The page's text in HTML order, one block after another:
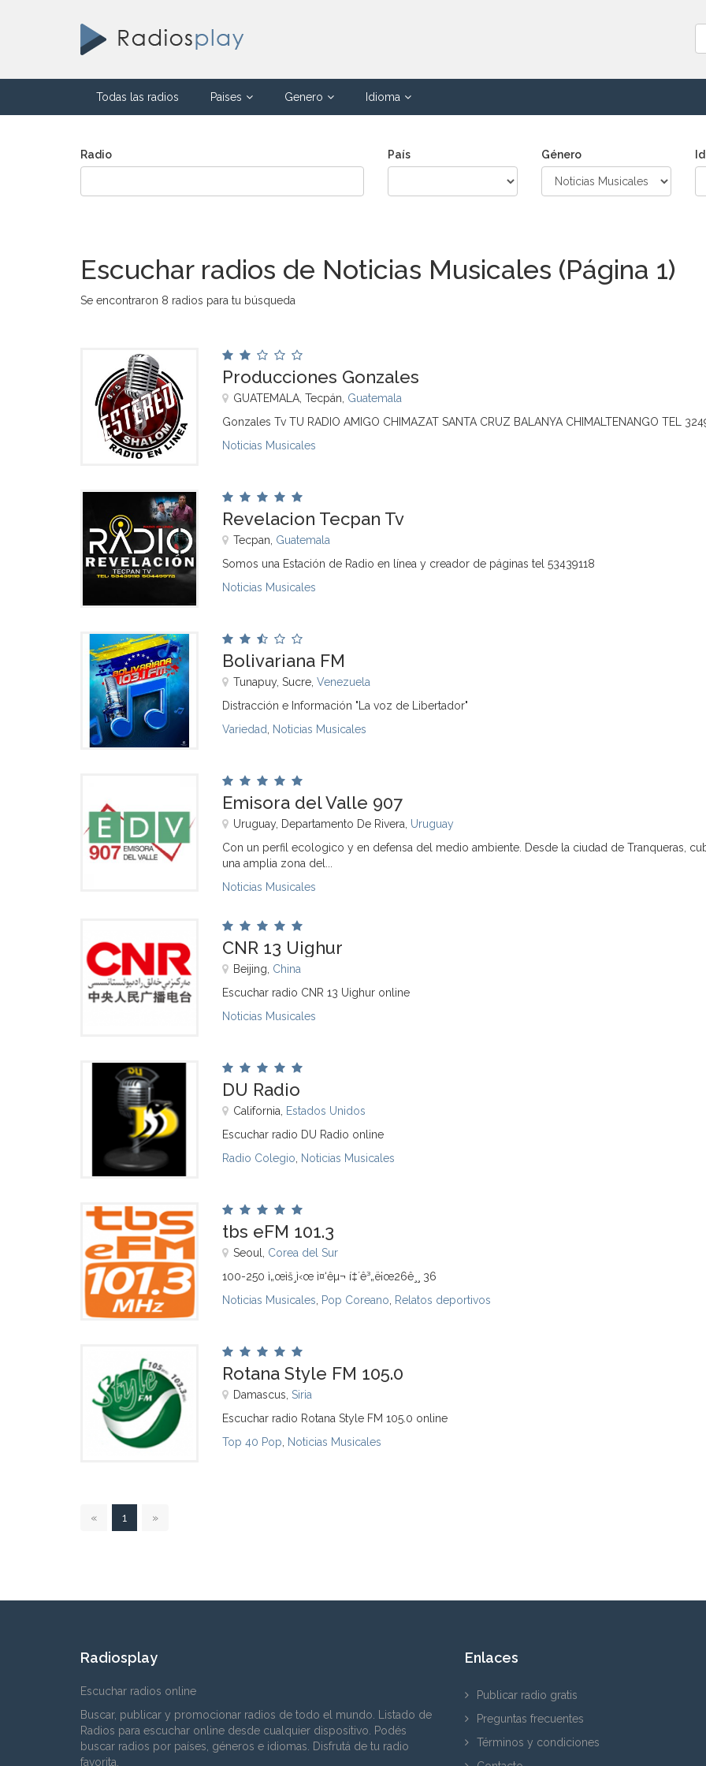
Todas las radios Paises Genero Idioma
Radio País Género
Escuchar radios de Noticias Musicales (Página 1)
Se encontraron 8 radios para tu búsqueda
Producciones Gonzales
GUATEMALA, Tecpán, Guatemala
Gonzales Tv TU RADIO AMIGO CHIMAZAT SANTA CRUZ BALANYA CHIMALTENANGO TEL
Noticias Musicales
Revelacion Tecpan Tv
Tecpan, Guatemala
Somos una Estación de Radio en línea y creador de páginas tel 53439118
Noticias Musicales
Bolivariana FM
Tunapuy, Sucre, Venezuela
Distracción e Información "La voz de Libertador"
Variedad
Noticias Musicales
Emisora del Valle 907
Uruguay, Departamento De Rivera, Uruguay
Con un perfil ecologico y en defensa del medio ambiente. Desde la ciudad de Tranqueras,
una amplia zona del...
Noticias Musicales
CNR 13 Uighur
Beijing, China
Escuchar radio CNR 13 Uighur online
Noticias Musicales
DU Radio
California,
Estados Unidos
Escuchar radio DU Radio online
Radio Colegio
Noticias Musicales
tbs eFM 101.3
Seoul, Corea del Sur
100-250 ì„œìš¸ì‹œ ì¤‘êµ¬ í‡´ê³„ë¡œ26ê¸¸ 36
Noticias Musicales
Pop Coreano Relatos deportivos
Rotana Style FM 105.0
Damascus, Siria
Escuchar radio Rotana Style FM 105.0 online
Top 40 Pop
Noticias Musicales
« 1 »
Radiosplay
Escuchar radios online
Buscar, publicar y promocionar radios de todo el mundo. Listado de
Radios para escuchar online desde cualquier dispositivo. Podés
buscar radios por países, géneros e idiomas. Disfrutá de tu radio
favorita.
Enlaces
Publicar radio gratis
Preguntas frecuentes
Términos y condiciones